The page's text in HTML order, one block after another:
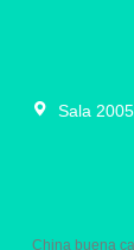
Sala
China buena